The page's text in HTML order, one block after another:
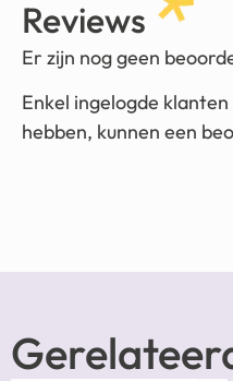
Reviews
Er zijn nog geen
Enkel ingelogde
hebben, kunnen een